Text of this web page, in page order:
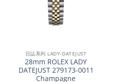
日誌系列 LADY-DATEJUST
28mm ROLEX LADY
DATEJUST 279173-0011
Champagne